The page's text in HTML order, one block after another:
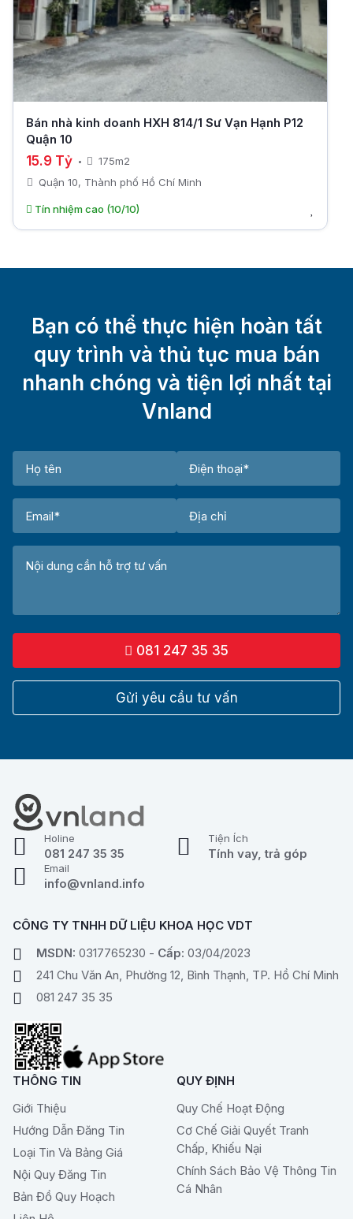
Bán nhà kinh doanh HXH 814/1 Sư Vạn Hạnh P12
Quận 10
15.9 Tỷ
175m2
Quận 10, Thành phố Hồ Chí Minh
Tín nhiệm cao (10/10)
Bạn có thể thực hiện hoàn tất
quy trình và thủ tục mua bán
nhanh chóng và tiện lợi nhất tại
Vnland
081 247 35 35
Gửi yêu cầu tư vấn
Holine
081 247 35 35
Tiện Ích
Tính vay, trả góp
Email
info@vnland.info
CÔNG TY TNHH DỮ LIỆU KHOA HỌC VDT
MSDN: 0317765230 - Cấp: 03/04/2023
241 Chu Văn An, Phường 12, Bình Thạnh, TP. Hồ Chí Minh
081 247 35 35
THÔNG TIN
Giới Thiệu
Hướng Dẫn Đăng Tin
Loại Tin Và Bảng Giá
Nội Quy Đăng Tin
Bản Đồ Quy Hoạch
QUY ĐỊNH
Quy Chế Hoạt Động
Cơ Chế Giải Quyết Tranh
Chấp, Khiếu Nại
Chính Sách Bảo Vệ Thông Tin
Cá Nhân